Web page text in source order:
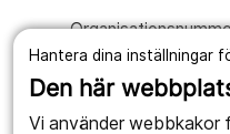
Hantera dina inställningar
Den här
Vi använder webbkakor
Tillsammans